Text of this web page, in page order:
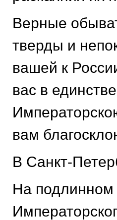
Верные
тверды и
вашей к
вас в
вам
В Санкт-
На подлинном